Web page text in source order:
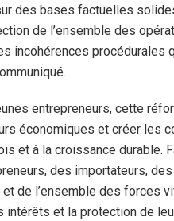
des bases factuelles
de l’ensemble des
incohérences procédurales
entrepreneurs, cette
économiques et créer les
et à la croissance
des importateurs,
de l’ensemble des forces
intérêts et la protection de